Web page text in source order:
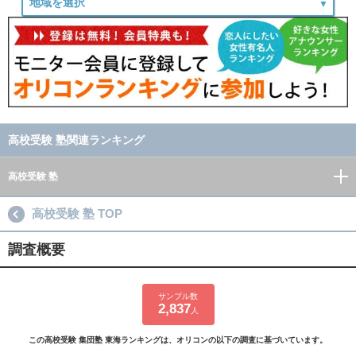
高校受験 塾関連ランキング
高校受験 塾
高校受験 塾 TOP
調査概要
サンプル数
2,837 人
この高校受験 集団塾 東海ランキングは、オリコンの以下の調査に基づいています。